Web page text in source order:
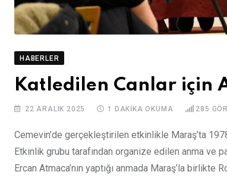
HABERLER
Katledilen Canlar için
22 ARALIK 2025 1 DAKIKA OKUMA 285
Cemevin’de gerçekleştirilen etkinlikle Maraş’ta
Etkinlik grubu tarafından organize edilen anma ve
Ercan Atmaca’nın yaptığı anmada Maraş’la